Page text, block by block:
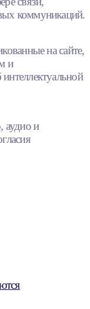
коммуникаций.
на сайте,
и
аудио и